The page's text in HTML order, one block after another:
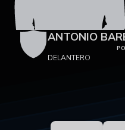
ANTONIO
DELANTERO